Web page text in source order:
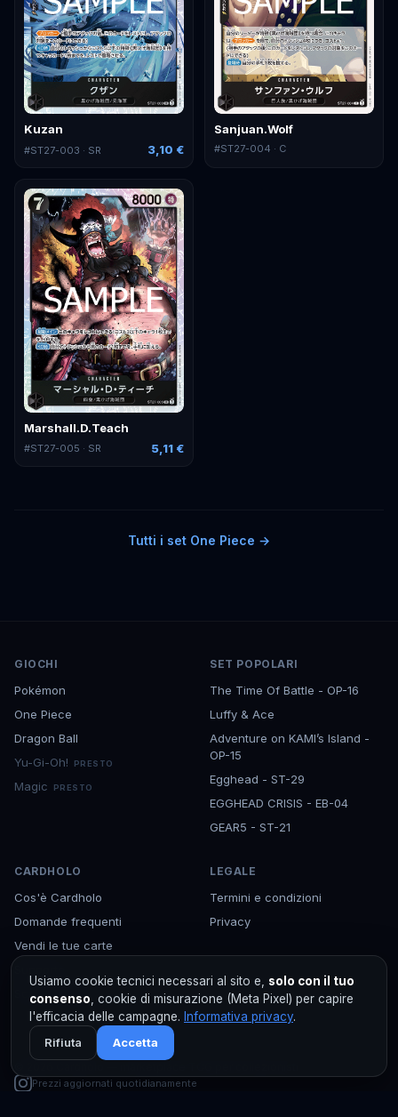
Kuzan
#ST27-003 · SR 3,10 €
Sanjuan.Wolf
#ST27-004 · C
Marshall.D.Teach
#ST27-005 · SR 5,11 €
Tutti i set One Piece →
GIOCHI
Pokémon
One Piece
Dragon Ball
Yu-Gi-Oh!
PRESTO
Magic PRESTO
SET POPOLARI
The Time Of Battle - OP-16
Luffy & Ace
Adventure on KAMI’s Island -
OP-15
Egghead - ST-29
EGGHEAD CRISIS - EB-04
GEAR5 - ST-21
CARDHOLO
Cos'è Cardholo
Domande frequenti
Vendi le tue carte
Scarica l'app
LEGALE
Termini e condizioni
Privacy
Prezzi aggiornati quotidianamente
Usiamo cookie tecnici necessari al sito e, solo con il tuo
consenso , cookie di misurazione (Meta Pixel) per capire
l'efficacia delle campagne. Informativa privacy.
Rifiuta
Accetta